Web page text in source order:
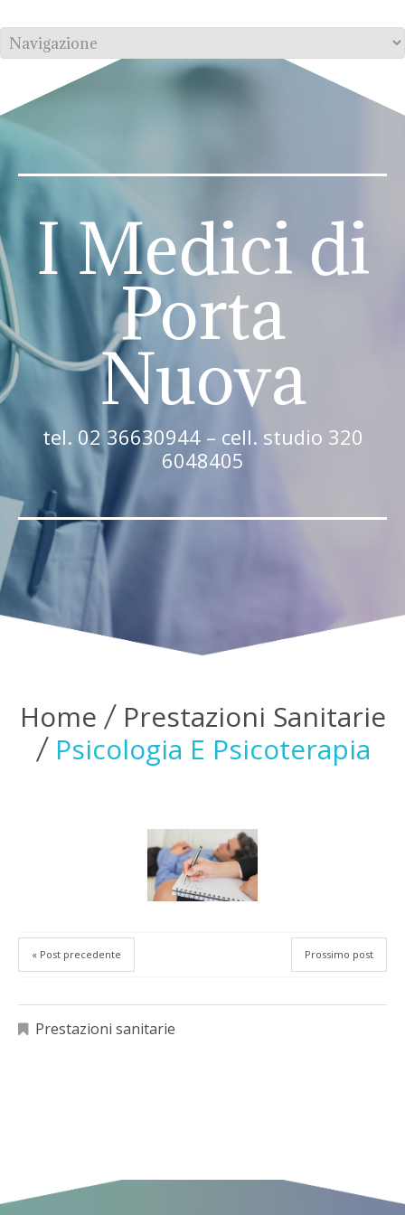
I Medici di
Porta
Nuova
tel. 02 36630944 – cell. studio 320
6048405
Home
Prestazioni Sanitarie
Psicologia E Psicoterapia
« Post precedente Prossimo post
Prestazioni sanitarie